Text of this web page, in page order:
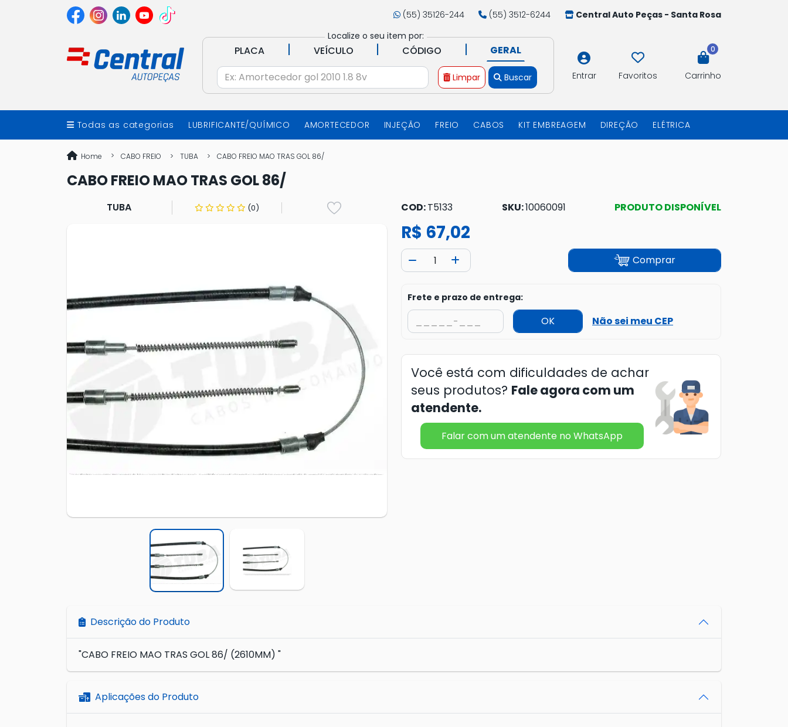
(55) 35126-244 (55) 3512-6244
Central Auto Peças - Santa Rosa
Localize o seu item por:
PLACA | VEÍCULO | CÓDIGO | GERAL
Limpar Buscar Entrar Favoritos
0
Carrinho
Todas as categorias LUBRIFICANTE/QUÍMICO AMORTECEDOR INJEÇÃO FREIO CABOS KIT EMBREAGEM DIREÇÃO ELÉTRICA
Home CABO FREIO TUBA CABO FREIO MAO TRAS GOL 86/
CABO FREIO MAO TRAS GOL 86/
TUBA (0) COD:T5133 SKU:10060091 PRODUTO DISPONÍVEL
R$ 67,02
Comprar
Frete e prazo de entrega:
OK Não sei meu CEP
Você está com dificuldades de achar
seus produtos? Fale agora com um
atendente.
Falar com um atendente no WhatsApp
Descrição do Produto
"CABO FREIO MAO TRAS GOL 86/ (2610MM) "
Aplicações do Produto